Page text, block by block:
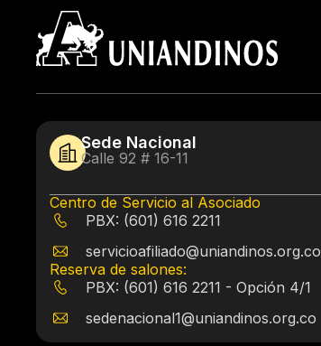
Sede Nacional
Calle 92 # 16-11
Centro de Servicio al Asociado
PBX: (601) 616 2211
servicioafiliado@uniandinos.org.co
Reserva de salones:
PBX: (601) 616 2211 - Opción 4/1
sedenacional1@uniandinos.org.co